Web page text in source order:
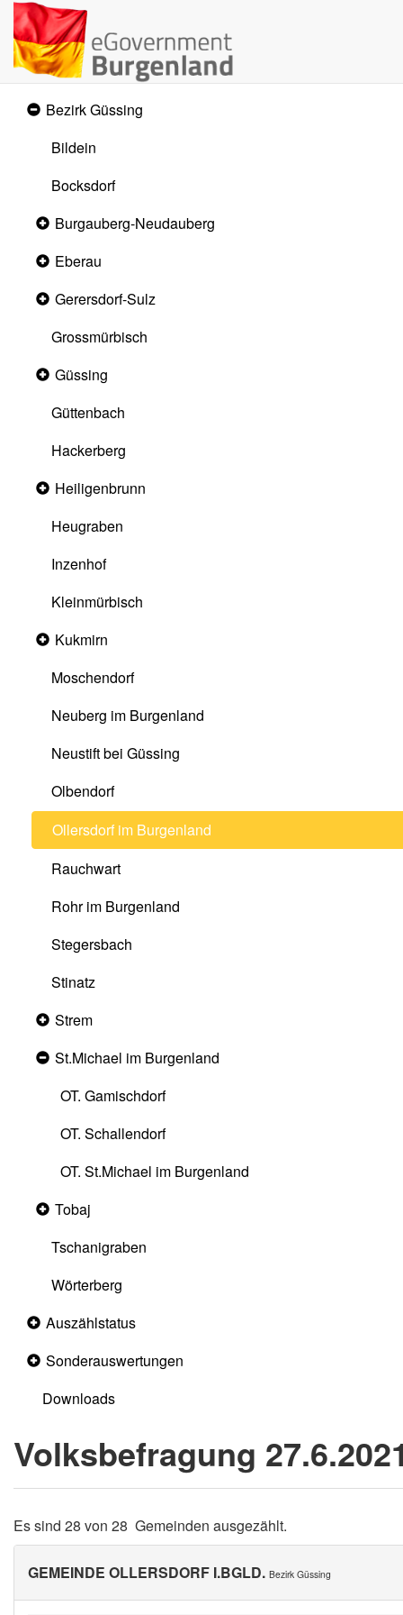
Expanded
Bezirk Güssing
Bildein
Bocksdorf
Collapsed
section
Burgauberg-Neudauberg
Collapsed
Eberau
Collapsed
Gerersdorf-Sulz
Grossmürbisch
Collapsed
Güssing
Güttenbach
Hackerberg
Collapsed
section
Heiligenbrunn
Heugraben
Inzenhof
Kleinmürbisch
Collapsed
Kukmirn
Moschendorf
Neuberg im Burgenland
Neustift bei Güssing
Olbendorf
Ollersdorf im Burgenland
Rauchwart
Rohr im Burgenland
Stegersbach
Stinatz
Collapsed
Strem
Expanded
St.Michael im Burgenland
OT. Gamischdorf
OT. Schallendorf
OT. St.Michael im Burgenland
Collapsed
section
Tobaj
Tschanigraben
Wörterberg
Collapsed
Auszählstatus
Collapsed
Sonderauswertungen
Downloads
Volksbefragung
Es sind 28 von 28 Gemeinden ausgezählt.
GEMEINDE OLLERSDORF I.BGLD. Bezirk Güssing